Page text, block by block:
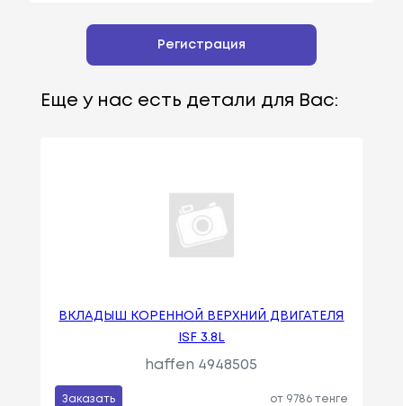
Регистрация
Еще у нас есть детали для Вас:
ВКЛАДЫШ КОРЕННОЙ ВЕРХНИЙ ДВИГАТЕЛЯ
ISF 3.8L
haffen 4948505
Заказать от 9786 тенге